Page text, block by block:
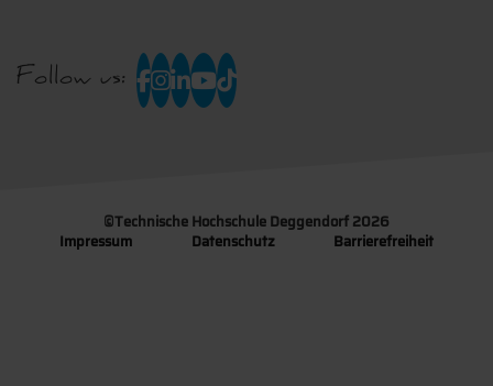
Follow us:
©Technische Hochschule Deggendorf 2026
Impressum
Datenschutz Barrierefreiheit